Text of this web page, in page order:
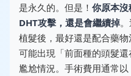
是永久的。但是！ 你原本
DHT攻擊，還是會繼續掉
植髮後，最好還是配合藥
可能出現「前面種的頭髮
尷尬情況。手術費用通常